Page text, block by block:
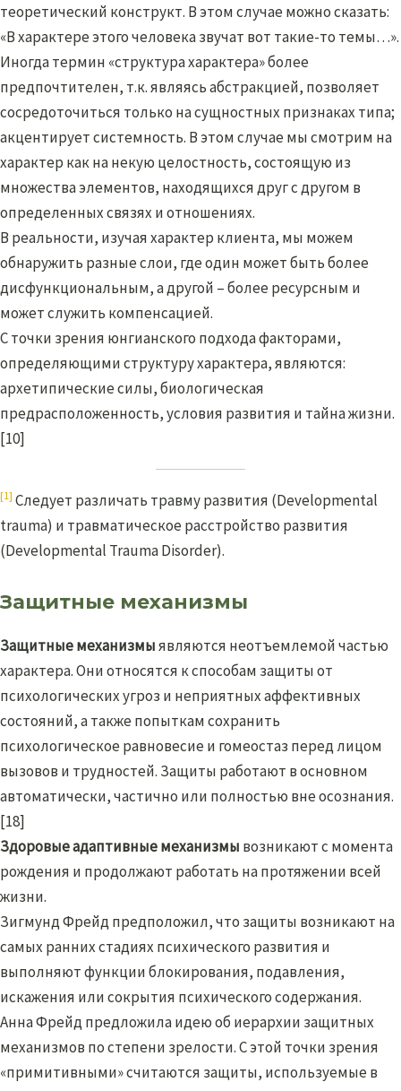
теоретический конструкт. В этом случае можно сказать:
«В характере этого человека звучат вот такие-то темы…».
Иногда термин «структура характера» более
предпочтителен, т.к. являясь абстракцией, позволяет
сосредоточиться только на сущностных признаках типа;
акцентирует системность. В этом случае мы смотрим на
характер как на некую целостность, состоящую из
множества элементов, находящихся друг с другом в
определенных связях и отношениях.
В реальности, изучая характер клиента, мы можем
обнаружить разные слои, где один может быть более
дисфункциональным, а другой – более ресурсным и
может служить компенсацией.
С точки зрения юнгианского подхода факторами,
определяющими структуру характера, являются:
архетипические силы, биологическая
предрасположенность, условия развития и тайна жизни.
[10]
[1] Следует различать травму развития (Developmental
trauma) и травматическое расстройство развития
(Developmental Trauma Disorder).
Защитные механизмы
Защитные механизмыявляются неотъемлемой частью
характера. Они относятся к способам защиты от
психологических угроз и неприятных аффективных
состояний, а также попыткам сохранить
психологическое равновесие и гомеостаз перед лицом
вызовов и трудностей. Защиты работают в основном
автоматически, частично или полностью вне осознания.
[18]
Здоровые адаптивные механизмы возникают с момента
рождения и продолжают работать на протяжении всей
жизни.
Зигмунд Фрейд предположил, что защиты возникают на
самых ранних стадиях психического развития и
выполняют функции блокирования, подавления,
искажения или сокрытия психического содержания.
Анна Фрейд предложила идею об иерархии защитных
механизмов по степени зрелости. С этой точки зрения
«примитивными» считаются защиты, используемые в